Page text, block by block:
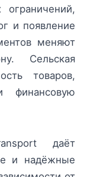
ограничений,
и появление
меняют
Сельская
товаров,
финансовую
даёт
и надёжные